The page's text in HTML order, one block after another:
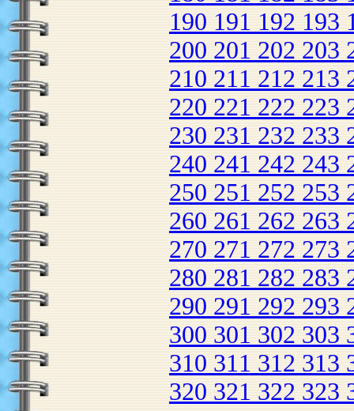
190 191 192 193
200 201 202 203
210 211 212 213
220 221 222 223
230 231 232 233
240 241 242 243
250 251 252 253
260 261 262 263
270 271 272 273
280 281 282 283
290 291 292 293
300 301 302 303
310 311 312 313
320 321 322 323